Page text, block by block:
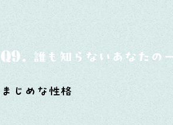
Q9. 誰も知らないあなたの
まじめな性格